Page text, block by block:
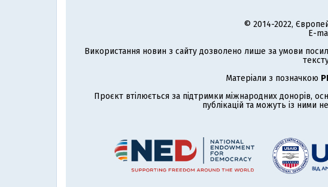
© 2014-2022,
E-
Використання новин з сайту дозволено лише за умови
Матеріали з позначкою
Проєкт втілюється за підтримки міжнародних донорів,
публікацій та можуть із ними